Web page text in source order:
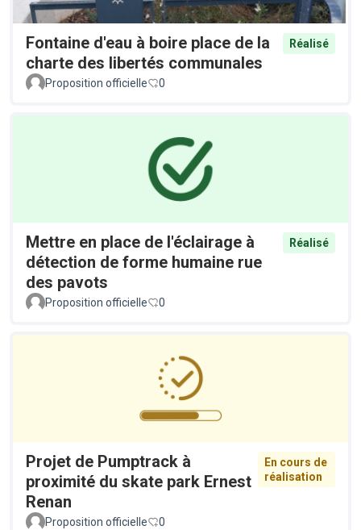
Fontaine d'eau à boire place de la
charte des libertés communales
Réalisé
Proposition officielle 0
Mettre en place de l'éclairage à
détection de forme humaine rue
des pavots
Réalisé
Proposition officielle 0
Projet de Pumptrack à
proximité du skate park Ernest
Renan
En cours de
réalisation
Proposition officielle 0